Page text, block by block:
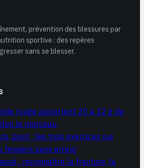
prévention des blessures par
sportive : des repères
sans se blesser.
rouge apportent 20 à 32 g de
le morceau
pont : les trois exercices qui
fessiers sans erreur
: reconnaître la fracture, la